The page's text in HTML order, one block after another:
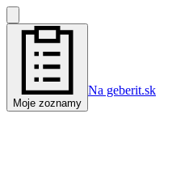
Moje zoznamy
Na geberit.sk